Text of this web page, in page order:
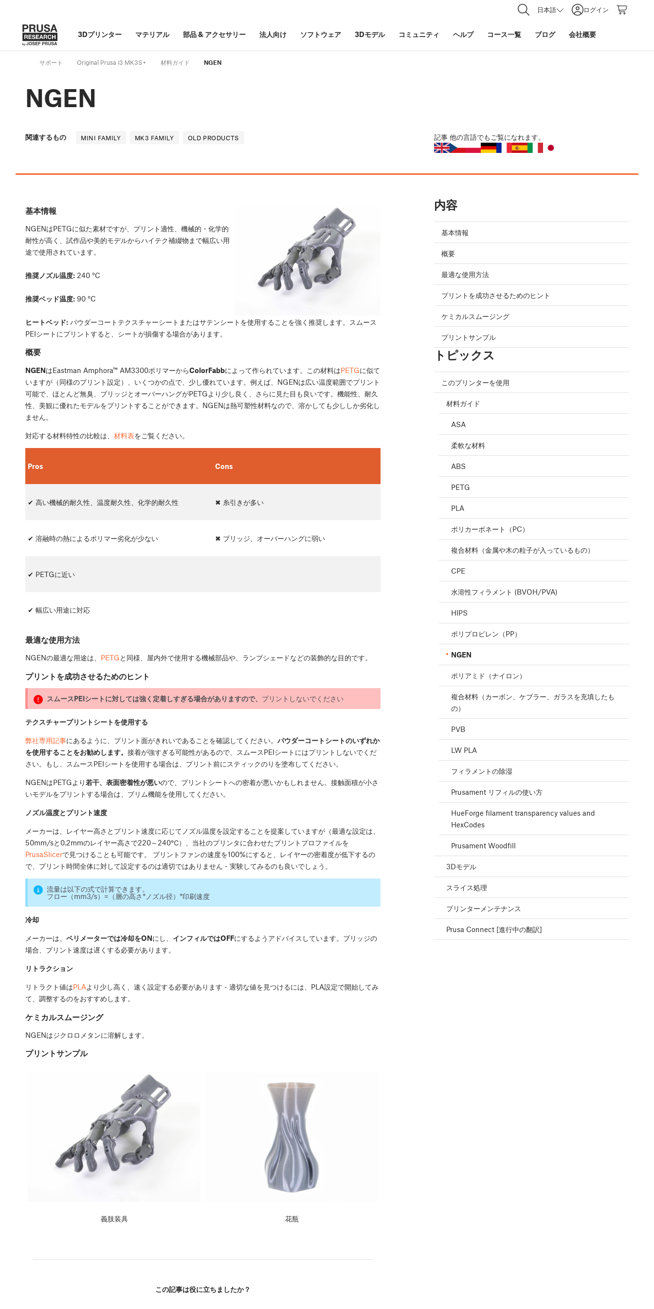
日本語 ログイン
3Dプリンター マテリアル 部品& アクセサリー 法人向け ソフトウェア 3Dモデル コミュニティ ヘルプ コース一覧 ブログ 会社概要
サポート Original Prusa i3 MK3S+ 材料ガイド NGEN
NGEN
関連するもの MINI FAMILY MK3 FAMILY OLD PRODUCTS 記事 他の言語でもご覧になれます。
基本情報
NGENはPETGに似た素材ですが、プリント適性、機械的・化学的
耐性が高く、試作品や美的モデルからハイテク補綴物まで幅広い用
途で使用されています。
推奨ノズル温度: 240 °C
推奨ベッド温度: 90 °C
ヒートベッド: パウダーコートテクスチャーシートまたはサテンシートを使用することを強く推奨します。スムース
PEIシートにプリントすると、シートが損傷する場合があります。
概要
NGENはEastman Amphora™ AM3300ポリマーからColorFabbによって作られています。この材料はPETGに似て
いますが（同様のプリント設定）、いくつかの点で、少し優れています。例えば、NGENは広い温度範囲でプリント
可能で、ほとんど無臭、ブリッジとオーバーハングがPETGより少し良く、さらに見た目も良いです。機能性、耐久
性、美観に優れたモデルをプリントすることができます。NGENは熱可塑性材料なので、溶かしても少ししか劣化し
ません。
対応する材料特性の比較は、 材料表をご覧ください。
Pros Cons
✔ 高い機械的耐久性、温度耐久性、化学的耐久性 ✖ 糸引きが多い
✔ 溶融時の熱によるポリマー劣化が少ない ✖ ブリッジ、オーバーハングに弱い
✔ PETGに近い
✔ 幅広い用途に対応
最適な使用方法
NGENの最適な用途は、 PETGと同様、屋内外で使用する機械部品や、ランプシェードなどの装飾的な目的です。
プリントを成功させるためのヒント
スムースPEIシートに対しては強く定着しすぎる場合がありますので、 プリントしないでください
テクスチャープリントシートを使用する
弊社専用記事にあるように、プリント面がきれいであることを確認してください。 パウダーコートシートのいずれか
を使用することをお勧めします。 接着が強すぎる可能性があるので、スムースPEIシートにはプリントしないでくだ
さい。もし、スムースPEIシートを使用する場合は、プリント前にスティックのりを塗布してください。
NGENはPETGより若干、表面密着性が悪いので、プリントシートへの密着が悪いかもしれません。接触面積が小さ
いモデルをプリントする場合は、ブリム機能を使用してください。
ノズル温度とプリント速度
メーカーは、レイヤー高さとプリント速度に応じてノズル温度を設定することを提案していますが（最適な設定は、
50mm/sと0.2mmのレイヤー高さで220～240℃）、当社のプリンタに合わせたプリントプロファイルを
PrusaSlicerで見つけることも可能です。 プリントファンの速度を100%にすると、レイヤーの密着度が低下するの
で、プリント時間全体に対して設定するのは適切ではありません - 実験してみるのも良いでしょう。
流量は以下の式で計算できます。
フロー（mm3/s）=（層の高さ*ノズル径）*印刷速度
冷却
メーカーは、 ペリメーターでは冷却をONにし、 インフィルではOFFにするようアドバイスしています。ブリッジの
場合、プリント速度は遅くする必要があります。
リトラクション
リトラクト値はPLAより少し高く、速く設定する必要があります - 適切な値を見つけるには、PLA設定で開始してみ
て、調整するのをおすすめします。
ケミカルスムージング
NGENはジクロロメタンに溶解します。
プリントサンプル
義肢装具 花瓶
この記事は役に立ちましたか？
内容
基本情報
概要
最適な使用方法
プリントを成功させるためのヒント
ケミカルスムージング
プリントサンプル
トピックス
このプリンターを使用
材料ガイド
ASA
柔軟な材料
ABS
PETG
PLA
ポリカーボネート（PC）
複合材料（金属や木の粒子が入っているもの）
CPE
水溶性フィラメント (BVOH/PVA)
HIPS
ポリプロピレン（PP）
NGEN
ポリアミド（ナイロン）
複合材料（カーボン、ケブラー、ガラスを充填したも
の）
PVB
LW PLA
フィラメントの除湿
Prusament リフィルの使い方
HueForge filament transparency values and
HexCodes
Prusament Woodfill
3Dモデル
スライス処理
プリンターメンテナンス
Prusa Connect [進行中の翻訳]